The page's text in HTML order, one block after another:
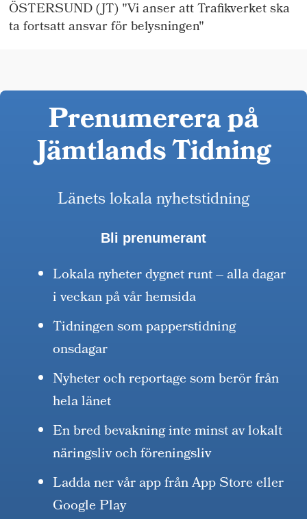
ÖSTERSUND (JT) "Vi anser att Trafikverket ska
ta fortsatt ansvar för belysningen"
Prenumerera på
Jämtlands Tidning
Länets lokala nyhetstidning
Bli prenumerant
Lokala nyheter dygnet runt – alla dagar
i veckan på vår hemsida
Tidningen som papperstidning
onsdagar
Nyheter och reportage som berör från
hela länet
En bred bevakning inte minst av lokalt
näringsliv och föreningsliv
Ladda ner vår app från App Store eller
Google Play